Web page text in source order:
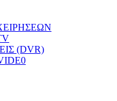
(DVR)